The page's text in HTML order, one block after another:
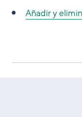
Añadir y